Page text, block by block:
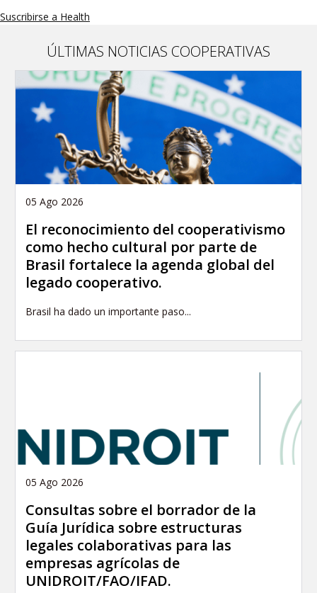
iSuscribirse a Health
ÚLTIMAS NOTICIAS COOPERATIVAS
05 Ago 2026
El reconocimiento del cooperativismo
como hecho cultural por parte de
Brasil fortalece la agenda global del
legado cooperativo.
Brasil ha dado un importante paso...
05 Ago 2026
Consultas sobre el borrador de la
Guía Jurídica sobre estructuras
legales colaborativas para las
empresas agrícolas de
UNIDROIT/FAO/IFAD.